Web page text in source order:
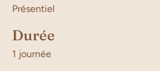
Présentiel
Durée
1 journée